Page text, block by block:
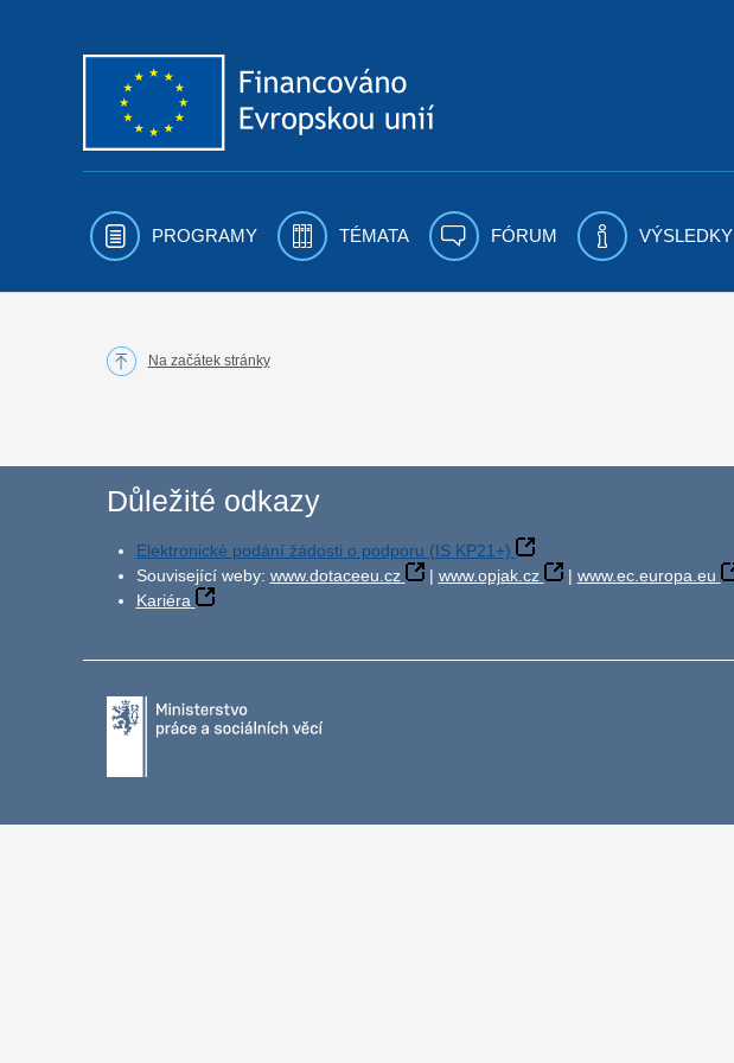
PROGRAMY TÉMATA FÓRUM VÝSLEDKY
Na začátek stránky
Důležité odkazy
Elektronické podání žádosti o podporu (IS KP21+)
Související weby: www.dotaceeu.cz | www.opjak.cz | www.ec.europa.eu
Kariéra